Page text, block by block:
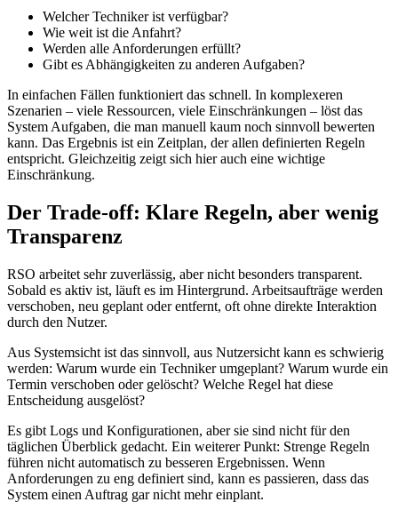
Welcher Techniker ist verfügbar?
Wie weit ist die Anfahrt?
Werden alle Anforderungen erfüllt?
Gibt es Abhängigkeiten zu anderen Aufgaben?
In einfachen Fällen funktioniert das schnell. In komplexeren
Szenarien – viele Ressourcen, viele Einschränkungen – löst das
System Aufgaben, die man manuell kaum noch sinnvoll bewerten
kann. Das Ergebnis ist ein Zeitplan, der allen definierten Regeln
entspricht. Gleichzeitig zeigt sich hier auch eine wichtige
Einschränkung.
Der Trade-off: Klare Regeln, aber wenig
Transparenz
RSO arbeitet sehr zuverlässig, aber nicht besonders transparent.
Sobald es aktiv ist, läuft es im Hintergrund. Arbeitsaufträge werden
verschoben, neu geplant oder entfernt, oft ohne direkte Interaktion
durch den Nutzer.
Aus Systemsicht ist das sinnvoll, aus Nutzersicht kann es schwierig
werden: Warum wurde ein Techniker umgeplant? Warum wurde ein
Termin verschoben oder gelöscht? Welche Regel hat diese
Entscheidung ausgelöst?
Es gibt Logs und Konfigurationen, aber sie sind nicht für den
täglichen Überblick gedacht. Ein weiterer Punkt: Strenge Regeln
führen nicht automatisch zu besseren Ergebnissen. Wenn
Anforderungen zu eng definiert sind, kann es passieren, dass das
System einen Auftrag gar nicht mehr einplant.